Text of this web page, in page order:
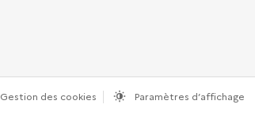
Gestion des cookies Paramètres d’affichage